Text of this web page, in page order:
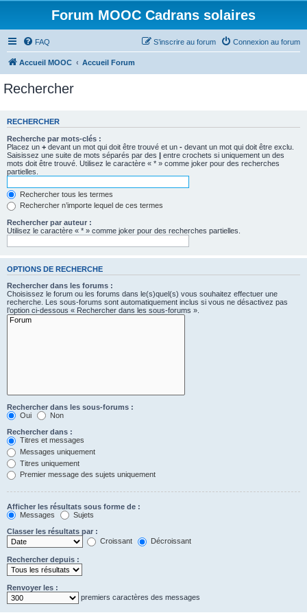
Forum MOOC Cadrans solaires
FAQ Connexion au forum
S’inscrire au forum
Accueil MOOC Accueil Forum
Rechercher
RECHERCHER
Recherche par mots-clés :
Placez un + devant un mot qui doit être trouvé et un - devant un mot qui doit être exclu.
Saisissez une suite de mots séparés par des | entre crochets si uniquement un des
mots doit être trouvé. Utilisez le caractère « * » comme joker pour des recherches
partielles.
Rechercher tous les termes
Rechercher n’importe lequel de ces termes
Rechercher par auteur :
Utilisez le caractère « * » comme joker pour des recherches partielles.
OPTIONS DE RECHERCHE
Rechercher dans les forums :
Choisissez le forum ou les forums dans le(s)quel(s) vous souhaitez effectuer une
recherche. Les sous-forums sont automatiquement inclus si vous ne désactivez pas
l’option ci-dessous « Rechercher dans les sous-forums ».
Rechercher dans les sous-forums :
Oui
Non
Rechercher dans :
Titres et messages
Messages uniquement
Titres uniquement
Premier message des sujets uniquement
Afficher les résultats sous forme de :
Messages
Sujets
Classer les résultats par :
Croissant
Décroissant
Rechercher depuis :
Renvoyer les :
premiers caractères des messages